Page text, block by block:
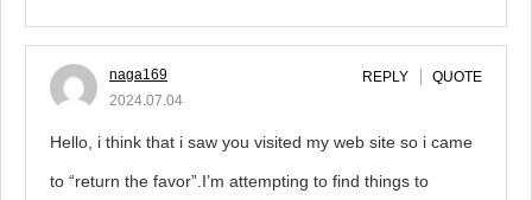
naga169
2024.07.04
REPLY QUOTE
Hello, i think that i saw you visited my web site so i came
to “return the favor”.I’m attempting to find things to